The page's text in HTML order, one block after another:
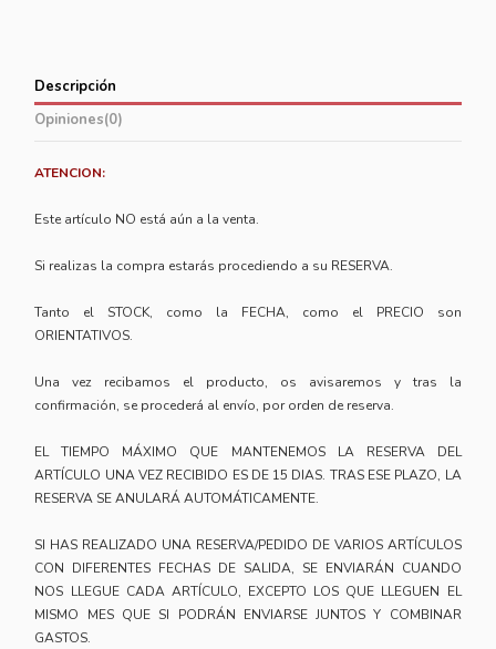
Descripción
Opiniones(0)
ATENCION:
Este artículo NO está aún a la venta.
Si realizas la compra estarás procediendo a su RESERVA.
Tanto el STOCK, como la FECHA, como el PRECIO son
ORIENTATIVOS.
Una vez recibamos el producto, os avisaremos y tras la
confirmación, se procederá al envío, por orden de reserva.
EL TIEMPO MÁXIMO QUE MANTENEMOS LA RESERVA DEL
ARTÍCULO UNA VEZ RECIBIDO ES DE 15 DIAS. TRAS ESE PLAZO, LA
RESERVA SE ANULARÁ AUTOMÁTICAMENTE.
SI HAS REALIZADO UNA RESERVA/PEDIDO DE VARIOS ARTÍCULOS
CON DIFERENTES FECHAS DE SALIDA, SE ENVIARÁN CUANDO
NOS LLEGUE CADA ARTÍCULO, EXCEPTO LOS QUE LLEGUEN EL
MISMO MES QUE SI PODRÁN ENVIARSE JUNTOS Y COMBINAR
GASTOS.